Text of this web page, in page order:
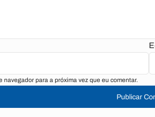
navegador para a próxima vez que eu comentar.
Publicar